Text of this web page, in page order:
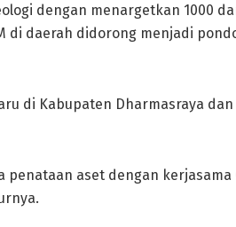
dengan menargetkan 1000
di daerah didorong menjadi
di Kabupaten Dharmasraya dan
aset dengan kerjasama